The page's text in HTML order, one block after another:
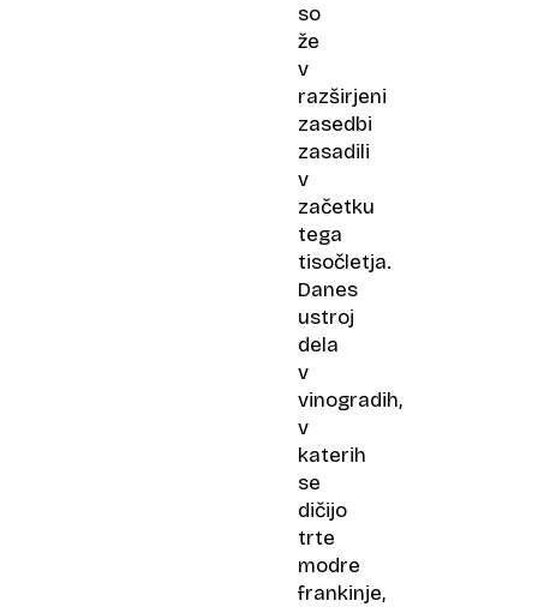
so
že
v
razširjeni
zasedbi
zasadili
v
začetku
tega
tisočletja.
Danes
ustroj
dela
v
vinogradih,
v
katerih
se
dičijo
trte
modre
frankinje,